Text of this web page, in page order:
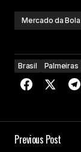
Mercado da Bola
Brasil Palmeiras
Previous Post